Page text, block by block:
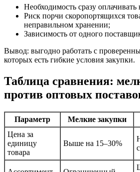
Необходимость сразу оплачивать
Риск порчи скоропортящихся
неправильном хранении;
Зависимость от одного
Вывод: выгодно работать с
которых есть гибкие условия закупки.
Таблица сравнения:
против оптовых
Параметр Мелкие закупки
Цена за
единицу
товара
Выше на 15–30%